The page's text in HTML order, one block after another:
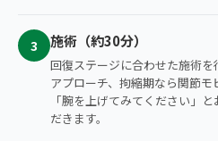
3 施術（約30分）
回復ステージに合わせた施術
アプローチ、拘縮期なら関節
「腕を上げてみてください」
だきます。